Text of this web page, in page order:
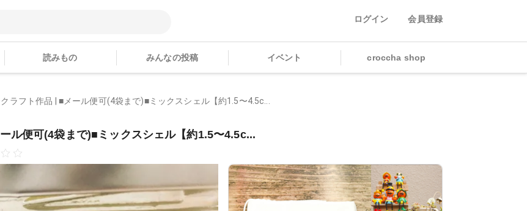
ログイン 会員登録
読みもの みんなの投稿 イベント croccha shop
ラフト作品 | ■メール便可(4袋まで)■ミックスシェル【約1.5〜4.5c...
ル便可(4袋まで)■ミックスシェル【約1.5〜4.5c...